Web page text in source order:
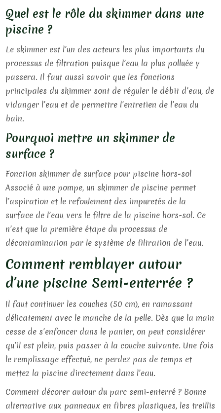
Quel est le rôle du skimmer dans une
piscine ?
Le skimmer est l’un des acteurs les plus importants du
processus de filtration puisque l’eau la plus polluée y
passera. Il faut aussi savoir que les fonctions
principales du skimmer sont de réguler le débit d’eau, de
vidanger l’eau et de permettre l’entretien de l’eau du
bain.
Pourquoi mettre un skimmer de
surface ?
Fonction skimmer de surface pour piscine hors-sol
Associé à une pompe, un skimmer de piscine permet
l’aspiration et le refoulement des impuretés de la
surface de l’eau vers le filtre de la piscine hors-sol. Ce
n’est que la première étape du processus de
décontamination par le système de filtration de l’eau.
Comment remblayer autour
d’une piscine Semi-enterrée ?
Il faut continuer les couches (50 cm), en ramassant
délicatement avec le manche de la pelle. Dès que la main
cesse de s’enfoncer dans le panier, on peut considérer
qu’il est plein, puis passer à la couche suivante. Une fois
le remplissage effectué, ne perdez pas de temps et
mettez la piscine directement dans l’eau.
Comment décorer autour du parc semi-enterré ? Bonne
alternative aux panneaux en fibres plastiques, les treillis